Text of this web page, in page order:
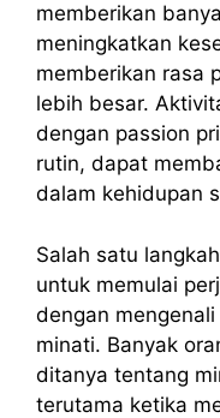
memberikan
meningkatkan
memberikan rasa
lebih besar.
dengan passion
rutin, dapat
dalam kehidupan
Salah satu
untuk memulai
dengan
minati. Banyak
ditanya tentang
terutama ketika